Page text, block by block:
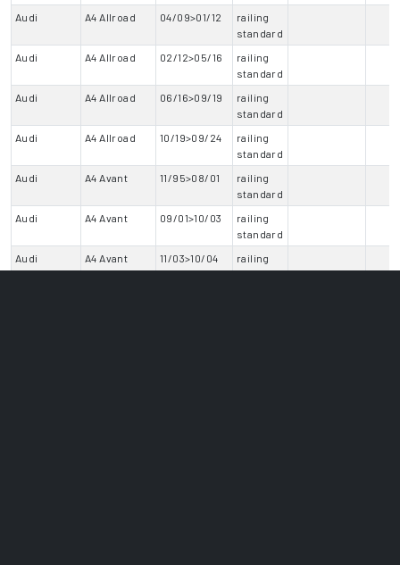
Audi
A4 Allroad 04/09>01/12
railing
standard
Audi
A4 Allroad 02/12>05/16
railing
standard
Audi
A4 Allroad 06/16>09/19
railing
standard
Audi
A4 Allroad 10/19>09/24
railing
standard
Audi
A4 Avant 11/95>08/01
railing
standard
Audi
A4 Avant 09/01>10/03
railing
standard
Audi
A4 Avant 11/03>10/04
railing
standard